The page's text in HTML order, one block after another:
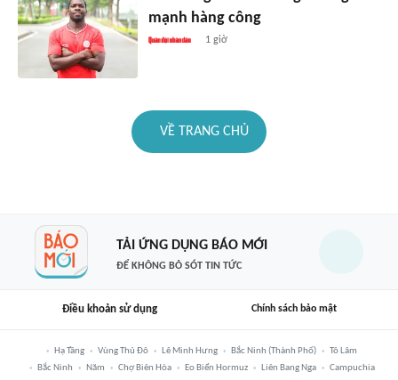
mạnh hàng công
1 giờ
VỀ TRANG CHỦ
TẢI ỨNG DỤNG BÁO MỚI
ĐỂ KHÔNG BỎ SÓT TIN TỨC
Điều khoản sử dụng Chính sách bảo mật
Hạ Tầng Vùng Thủ Đô Lê Minh Hưng Bắc Ninh (thành Phố)
Tô Lâm
Bắc Ninh
Năm Chợ Biên Hòa Eo Biển Hormuz Liên Bang Nga
Campuchia